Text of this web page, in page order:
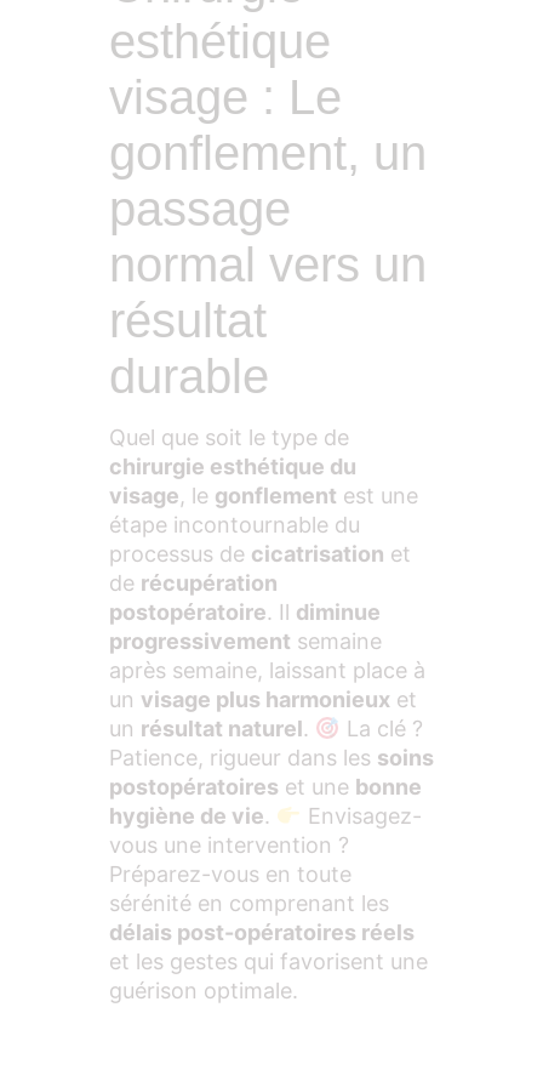
esthétique
visage : Le
gonflement, un
passage
normal vers un
résultat
durable
Quel que soit le type de
chirurgie esthétique du
visage, le gonflement est une
étape incontournable du
processus de cicatrisation et
de récupération
postopératoire. Il diminue
progressivement semaine
après semaine, laissant place à
un visage plus harmonieux et
un résultat naturel.
La clé ?
Patience, rigueur dans les soins
postopératoires et une bonne
hygiène de vie.
Envisagez-
vous une intervention ?
Préparez-vous en toute
sérénité en comprenant les
délais post-opératoires réels
et les gestes qui favorisent une
guérison optimale.